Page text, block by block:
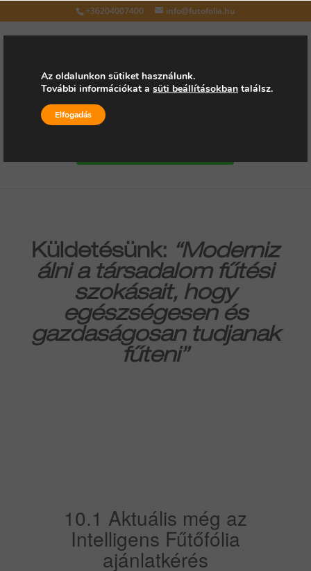
+36204007400 info@futofolia.hu
Válasszon oldalt
Küldetésünk: “Moderniz
álni a társadalom fűtési
szokásait, hogy
egészségesen és
gazdaságosan tudjanak
fűteni”
Az oldalunkon sütiket használunk.
További információkat a süti beállításokban találsz.
Elfogadás